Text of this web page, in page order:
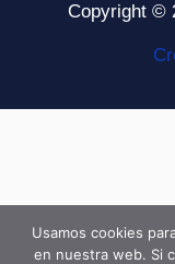
Copyright ©
Usamos cookies
en nuestra web. Si